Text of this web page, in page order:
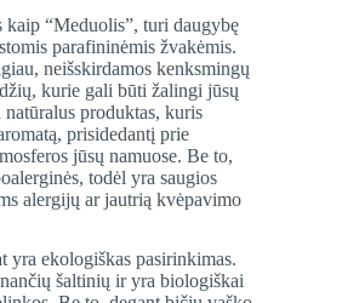
“Meduolis”, turi daugybę
parafininėmis žvakėmis.
neišskirdamos kenksmingų
kurie gali būti žalingi jūsų
produktas, kuris
prisidedantį prie
jūsų namuose. Be to,
todėl yra saugios
alergijų ar jautrią kvėpavimo
yra ekologiškas pasirinkimas.
šaltinių ir yra biologiškai